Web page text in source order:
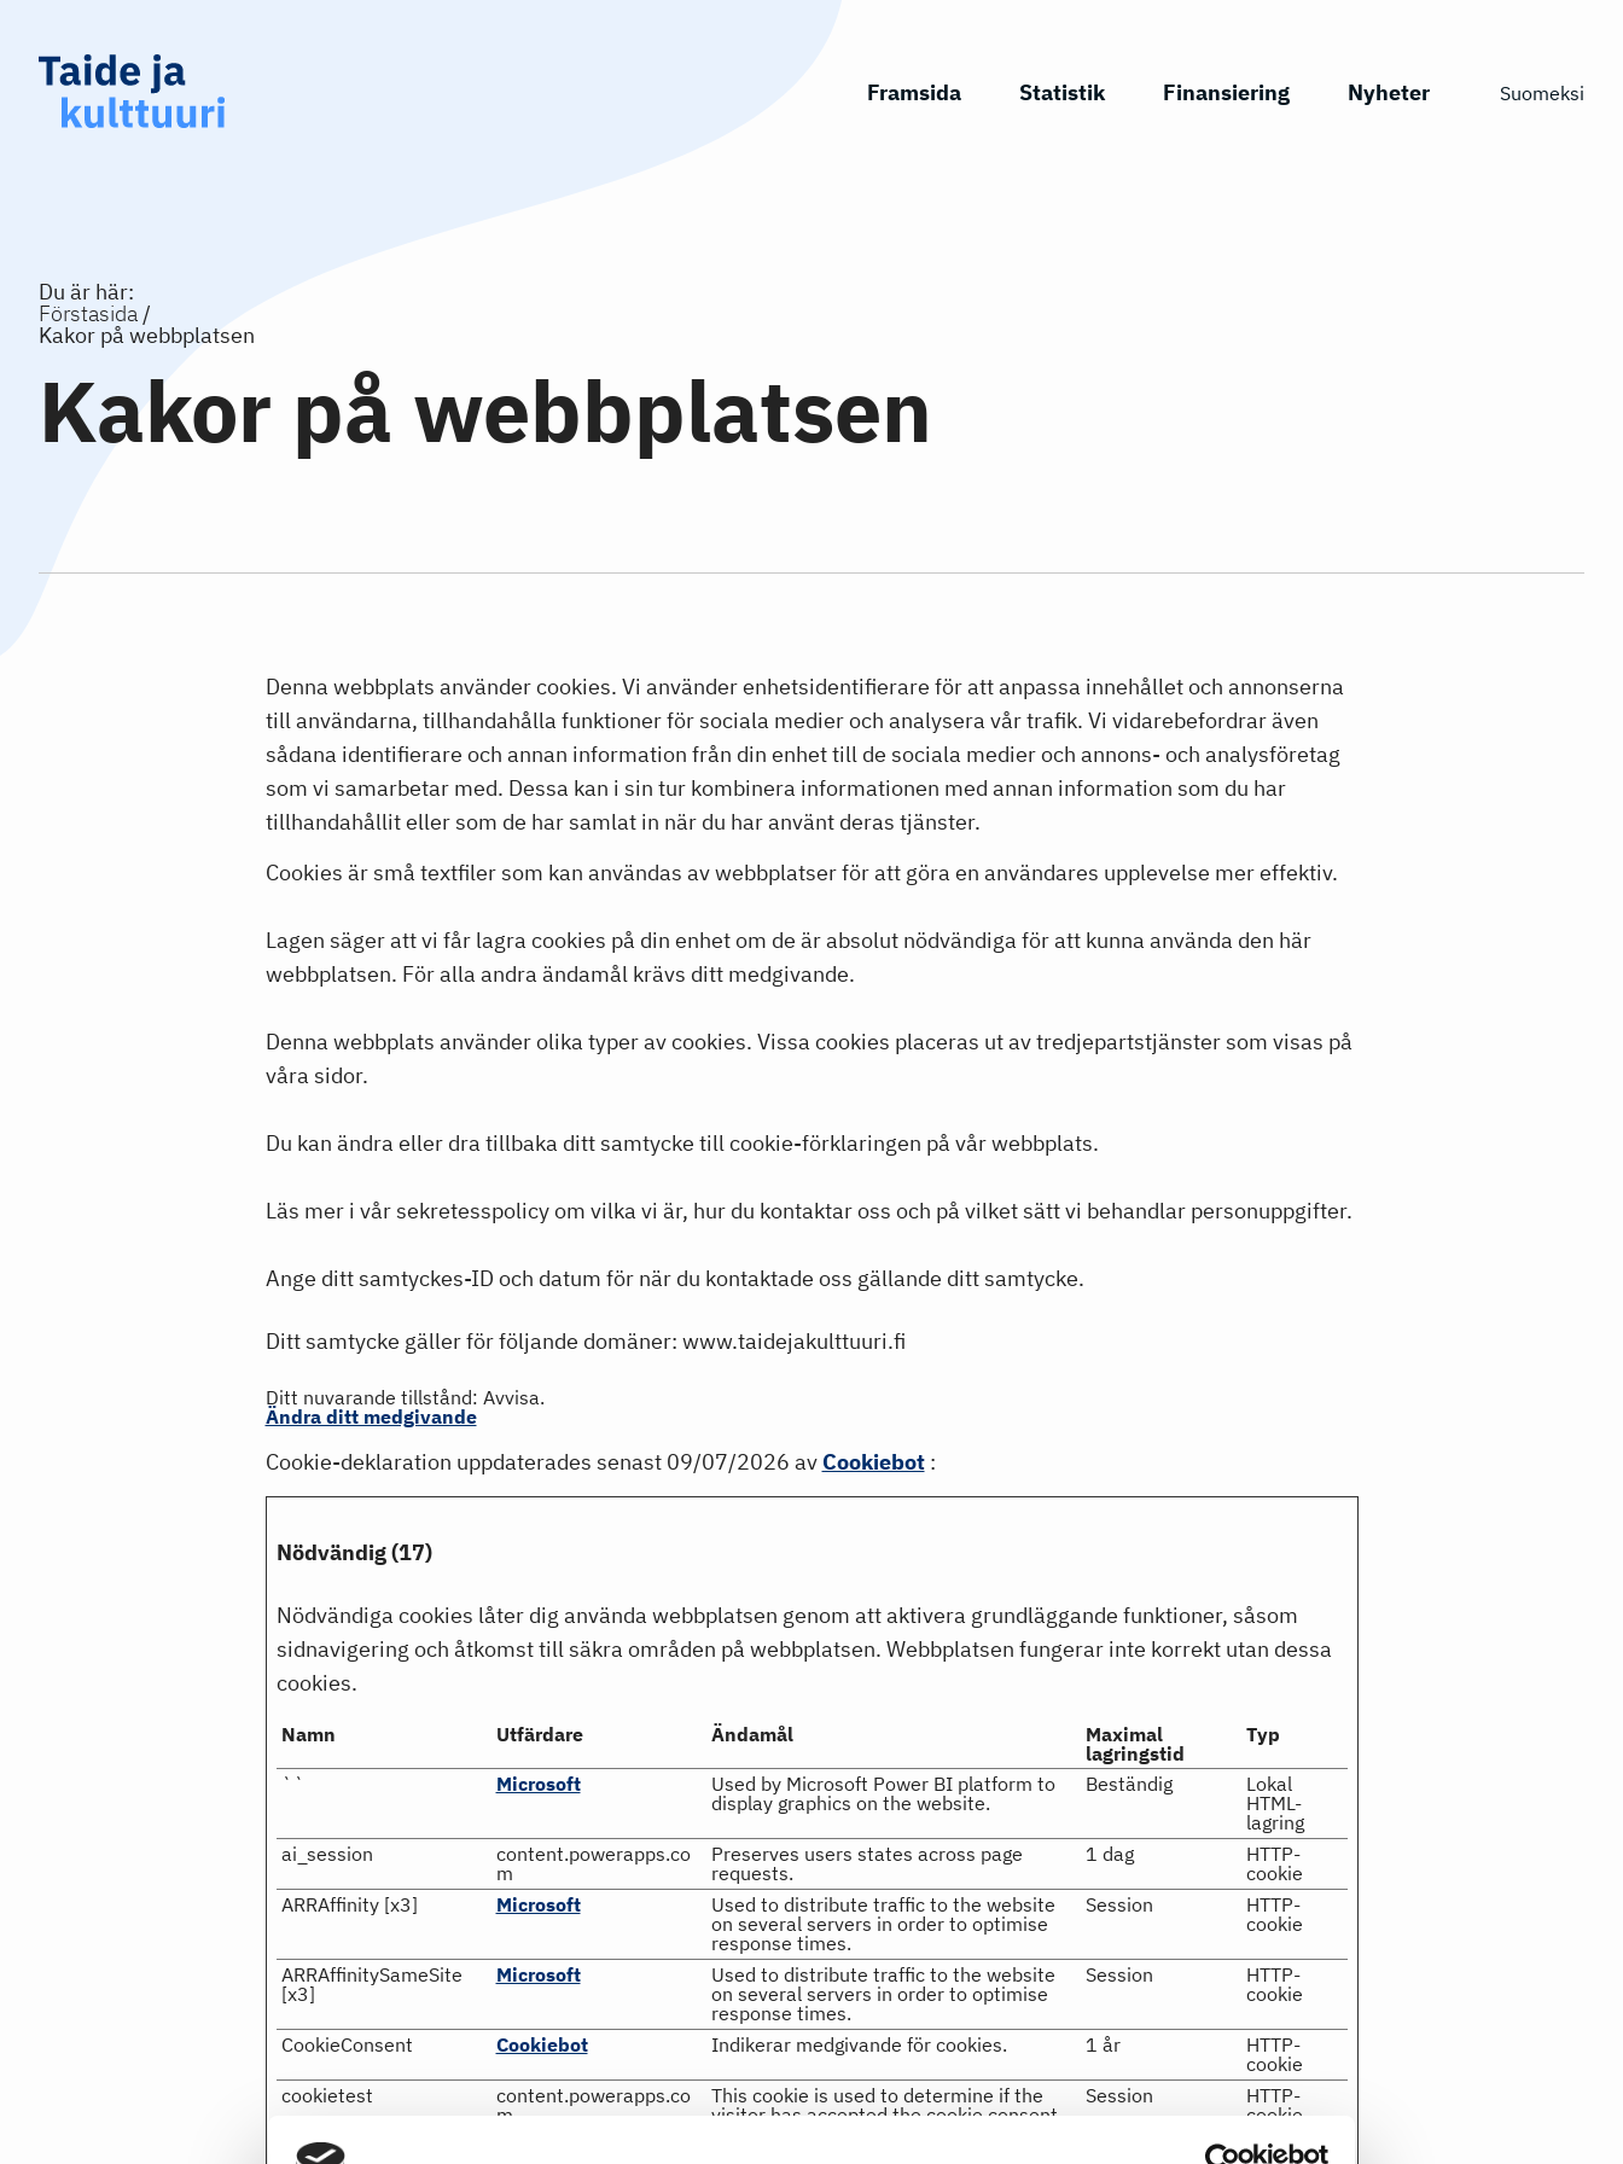
Framsida Statistik Finansiering Nyheter Suomeksi
Du är här:
Förstasida
Kakor på webbplatsen
Kakor på webbplatsen
Denna webbplats använder cookies. Vi använder enhetsidentifierare för att anpassa innehållet och annonserna
till användarna, tillhandahålla funktioner för sociala medier och analysera vår trafik. Vi vidarebefordrar även
sådana identifierare och annan information från din enhet till de sociala medier och annons- och analysföretag
som vi samarbetar med. Dessa kan i sin tur kombinera informationen med annan information som du har
tillhandahållit eller som de har samlat in när du har använt deras tjänster.
Cookies är små textfiler som kan användas av webbplatser för att göra en användares upplevelse mer effektiv.
Lagen säger att vi får lagra cookies på din enhet om de är absolut nödvändiga för att kunna använda den här
webbplatsen. För alla andra ändamål krävs ditt medgivande.
Denna webbplats använder olika typer av cookies. Vissa cookies placeras ut av tredjepartstjänster som visas på
våra sidor.
Du kan ändra eller dra tillbaka ditt samtycke till cookie-förklaringen på vår webbplats.
Läs mer i vår sekretesspolicy om vilka vi är, hur du kontaktar oss och på vilket sätt vi behandlar personuppgifter.
Ange ditt samtyckes-ID och datum för när du kontaktade oss gällande ditt samtycke.
Ditt samtycke gäller för följande domäner: www.taidejakulttuuri.fi
Ditt nuvarande tillstånd: Avvisa.
Ändra ditt medgivande
Cookie-deklaration uppdaterades senast 09/07/2026 av Cookiebot:
Nödvändig (17)
Nödvändiga cookies låter dig använda webbplatsen genom att aktivera grundläggande funktioner, såsom
sidnavigering och åtkomst till säkra områden på webbplatsen. Webbplatsen fungerar inte korrekt utan dessa
cookies.
Namn Utfärdare Ändamål
Maximal
lagringstid
Typ
`` Microsoft
Used by Microsoft Power BI platform to
display graphics on the website.
Beständig
Lokal
HTML-
lagring
ai_session
content.powerapps.co
m
Preserves users states across page
requests.
1 dag
HTTP-
cookie
ARRAffinity [x3]
Microsoft
Used to distribute traffic to the website
on several servers in order to optimise
response times.
Session
HTTP-
cookie
ARRAffinitySameSite
[x3]
Microsoft
Used to distribute traffic to the website
on several servers in order to optimise
response times.
Session
HTTP-
cookie
CookieConsent Cookiebot Indikerar medgivande för cookies. 1 år
HTTP-
cookie
cookietest
content.powerapps.co
m
This cookie is used to determine if the
visitor has accepted the cookie consent
Session
HTTP-
cookie